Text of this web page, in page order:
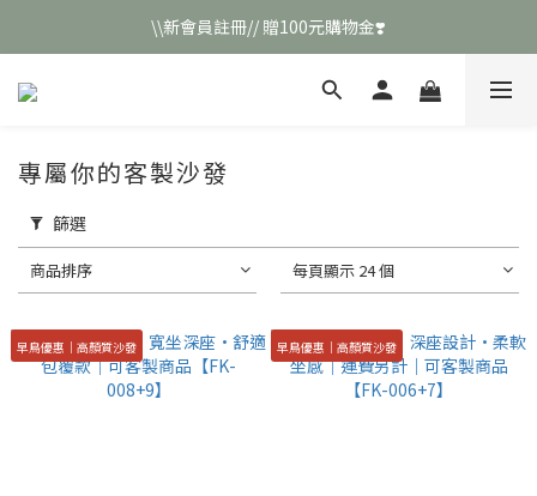
\\新會員註冊// 贈100元購物金❣️
\\新會員註冊// 贈100元購物金❣️
LINE好友招募\\ 回答數字 領取50元折扣碼 //
專屬你的客製沙發
篩選
商品排序 每頁顯示 24 個
早鳥優惠｜高顏質沙發 早鳥優惠｜高顏質沙發